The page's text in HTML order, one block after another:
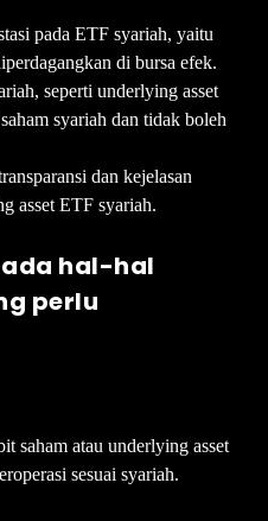
pada ETF syariah, yaitu
di bursa efek.
seperti underlying asset
syariah dan tidak boleh
dan kejelasan
asset ETF syariah.
hal-hal
perlu
saham atau underlying asset
sesuai syariah.